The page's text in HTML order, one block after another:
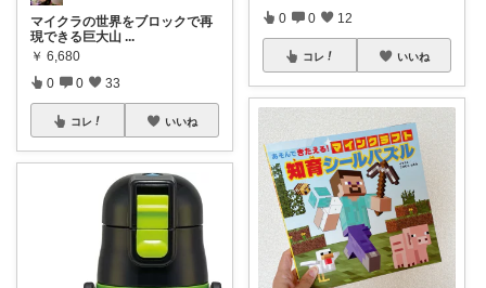
マイクラの世界をブロックで再
現できる巨大山 ...
￥ 6,680
0 0 33
コレ いいね
0 0 12
コレ いいね